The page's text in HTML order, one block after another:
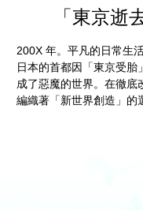
「東京逝
200X 年。平凡的日常生
日本的首都因「東京受胎
成了惡魔的世界。在徹底
編織著「新世界創造」